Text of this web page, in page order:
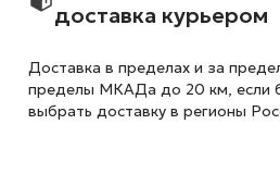
доставка курьером
Доставка в пределах и за
пределы МКАДа до 20 км, если
выбрать доставку в регионы